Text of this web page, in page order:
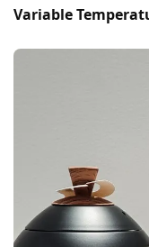
Variable